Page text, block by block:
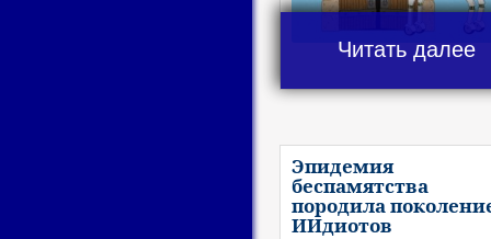
Читать далее
Эпидемия
беспамятства
породила
ИИдиотов